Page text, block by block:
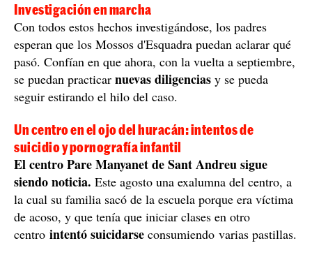
Investigación en marcha
Con todos estos hechos investigándose, los padres
esperan que los Mossos d'Esquadra puedan aclarar qué
pasó. Confían en que ahora, con la vuelta a septiembre,
se puedan practicar nuevas diligencias y se pueda
seguir estirando el hilo del caso.
Un centro en el ojo del huracán: intentos de
suicidio y pornografía infantil
El centro Pare Manyanet de Sant Andreu sigue
siendo noticia. Este agosto una exalumna del centro, a
la cual su familia sacó de la escuela porque era víctima
de acoso, y que tenía que iniciar clases en otro
centro intentó suicidarse consumiendo varias pastillas.